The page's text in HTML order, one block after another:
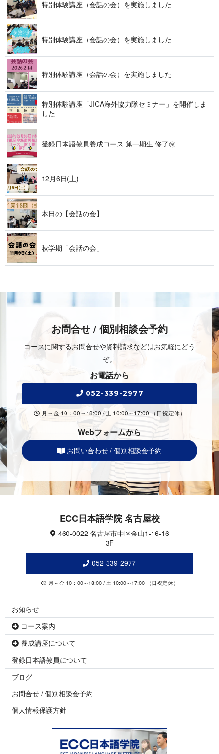
特別体験講座（会話の会）を実施しました
特別体験講座（会話の会）を実施しました
特別体験講座（会話の会）を実施しました
特別体験講座「JICA海外協力隊セミナー」を開催しま
した
登録日本語教員養成コース 第一期生 修了㊗
12月6日(土)
本日の【会話の会】
秋学期「会話の会」
お問合せ / 個別相談会予約
コースに関するお問合せや資料請求などはお気軽にどう
ぞ。
お電話から
052-339-2977
月～金 10：00～18:00 / 土 10:00～17:00 （日祝定休）
Webフォームから
お問い合わせ / 個別相談会予約
ECC日本語学院 名古屋校
460-0022 名古屋市中区金山1-16-16
3F
052-339-2977
月～金 10：00～18:00 / 土 10:00～17:00 （日祝定休）
お知らせ
コース案内
養成講座について
登録日本語教員について
ブログ
お問合せ / 個別相談会予約
個人情報保護方針